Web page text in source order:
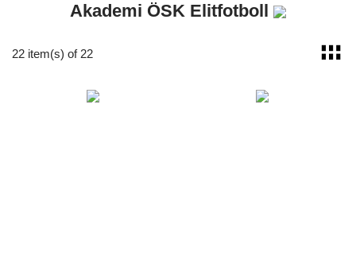
Akademi ÖSK Elitfotboll
22 item(s) of 22